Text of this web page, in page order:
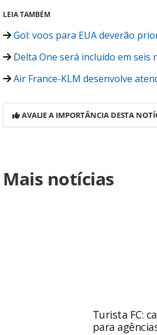
LEIA TAMBÉM
Gol: voos para EUA deverão
Delta One será incluído em seis
Air France-KLM desenvolve
AVALIE A IMPORTÂNCIA DESTA
https://www.panrotas.com.br/
fortaleza-ja-se-equiparam-as-de-
Mais notícias
Turista FC:
para